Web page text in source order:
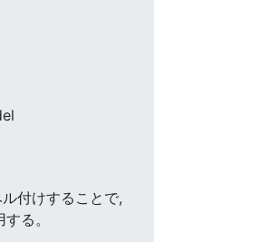
付けすることで,
る。